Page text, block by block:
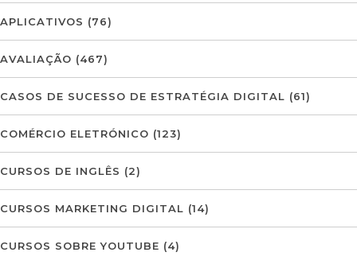
APLICATIVOS (76)
AVALIAÇÃO (467)
CASOS DE SUCESSO DE ESTRATÉGIA DIGITAL (61)
COMÉRCIO ELETRÓNICO (123)
CURSOS DE INGLÊS (2)
CURSOS MARKETING DIGITAL (14)
CURSOS SOBRE YOUTUBE (4)